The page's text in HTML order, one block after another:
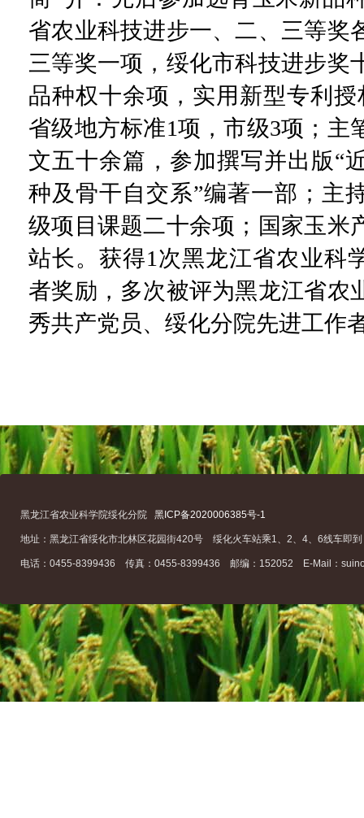
省农业科技进步一、二、三等奖
三等奖一项，绥化市科技进步奖
品种权十余项，实用新型专利
省级地方标准1项，市级3项；主
文五十余篇，参加撰写并出版“
种及骨干自交系”编著一部；主
级项目课题二十余项；国家玉米
站长。获得1次黑龙江省农业科
者奖励，多次被评为黑龙江省农
秀共产党员、绥化分院先进工作
黑龙江省农业科学院绥化分院 黑ICP备2020006385号-1
地址：黑龙江省绥化市北林区花园街420号 绥化火车站乘1、2、4、6线车即到
电话：0455-8399436 传真：0455-8399436 邮编：152052 E-Mail：